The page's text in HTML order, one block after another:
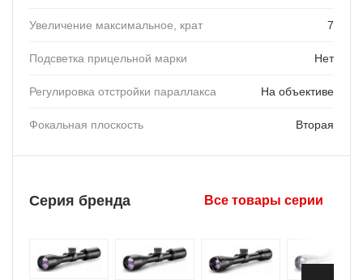
Увеличение максимальное, крат 7
Подсветка прицельной марки Нет
Регулировка отстройки параллакса На объективе
Фокальная плоскость Вторая
Серия бренда Все товары серии